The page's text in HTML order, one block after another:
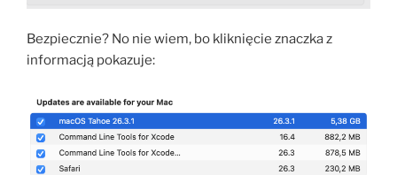
Bezpiecznie? No nie wiem, bo kliknięcie znaczka z
informacją pokazuje: